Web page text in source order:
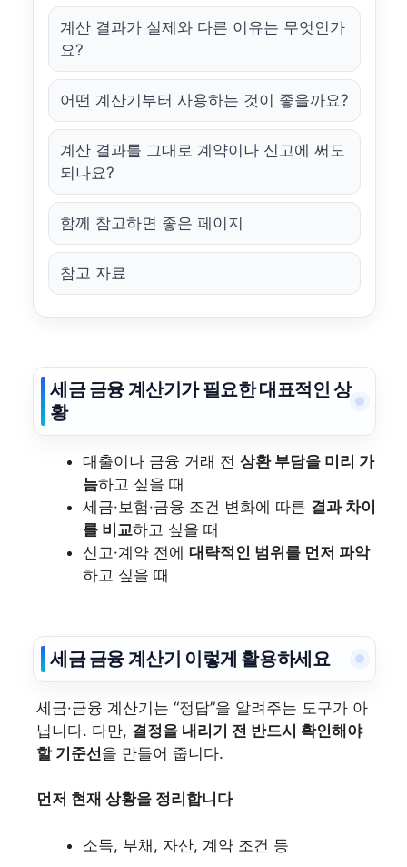
계산 결과가 실제와 다른 이유는 무엇인가
요?
어떤 계산기부터 사용하는 것이 좋을까요?
계산 결과를 그대로 계약이나 신고에 써도
되나요?
함께 참고하면 좋은 페이지
참고 자료
세금 금융 계산기가 필요한 대표적인 상
황
대출이나 금융 거래 전 상환 부담을 미리 가
늠하고 싶을 때
세금·보험·금융 조건 변화에 따른 결과 차이
를 비교하고 싶을 때
신고·계약 전에 대략적인 범위를 먼저 파악
하고 싶을 때
세금 금융 계산기 이렇게 활용하세요
세금·금융 계산기는 “정답”을 알려주는 도구가 아
닙니다. 다만, 결정을 내리기 전 반드시 확인해야
할 기준선을 만들어 줍니다.
먼저 현재 상황을 정리합니다
소득, 부채, 자산, 계약 조건 등